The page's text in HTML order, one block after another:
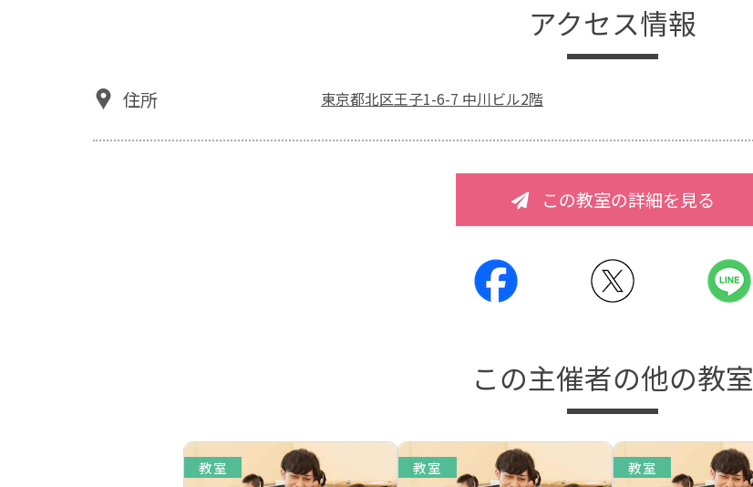
アクセス情報
住所 東京都北区王子1-6-7 中川ビル2階
この教室の詳細を見る
この主催者の他の教室
教室 教室 教室